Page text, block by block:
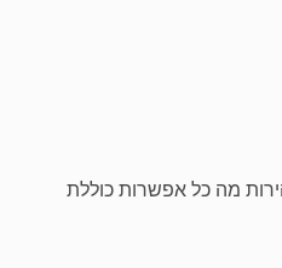
מה כל אפשרות כוללת